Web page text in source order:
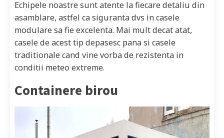
Echipele noastre sunt atente la fiecare detaliu din
asamblare, astfel ca siguranta dvs in casele
modulare sa fie excelenta. Mai mult decat atat,
casele de acest tip depasesc pana si casele
traditionale cand vine vorba de rezistenta in
conditii meteo extreme.
Containere birou